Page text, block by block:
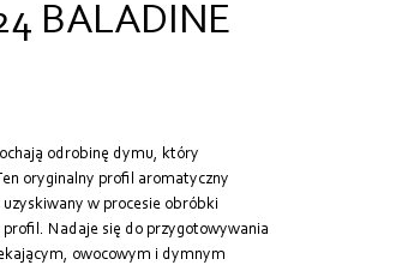
BALADINE
odrobinę dymu, który
oryginalny profil aromatyczny
w procesie obróbki
Nadaje się do przygotowywania
owocowym i dymnym